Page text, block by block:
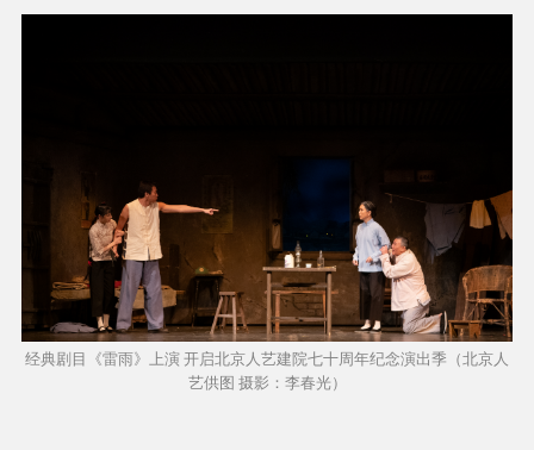
经典剧目《雷雨》上演 开启北京人艺建院七十周年纪念演出季（北京人
艺供图 摄影：李春光）